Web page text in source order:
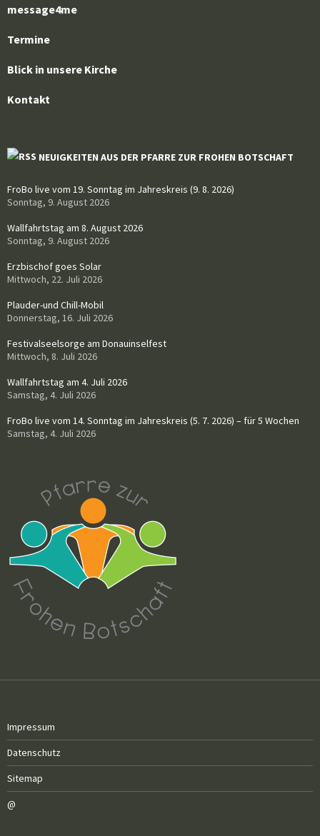
message4me
Termine
Blick in unsere Kirche
Kontakt
NEUIGKEITEN AUS DER PFARRE ZUR FROHEN BOTSCHAFT
FroBo live vom 19. Sonntag im Jahreskreis (9. 8. 2026)
Sonntag, 9. August 2026
Wallfahrtstag am 8. August 2026
Sonntag, 9. August 2026
Erzbischof goes Solar
Mittwoch, 22. Juli 2026
Plauder-und Chill-Mobil
Donnerstag, 16. Juli 2026
Festivalseelsorge am Donauinselfest
Mittwoch, 8. Juli 2026
Wallfahrtstag am 4. Juli 2026
Samstag, 4. Juli 2026
FroBo live vom 14. Sonntag im Jahreskreis (5. 7. 2026) – für 5 Wochen
Samstag, 4. Juli 2026
Impressum
Datenschutz
Sitemap
@